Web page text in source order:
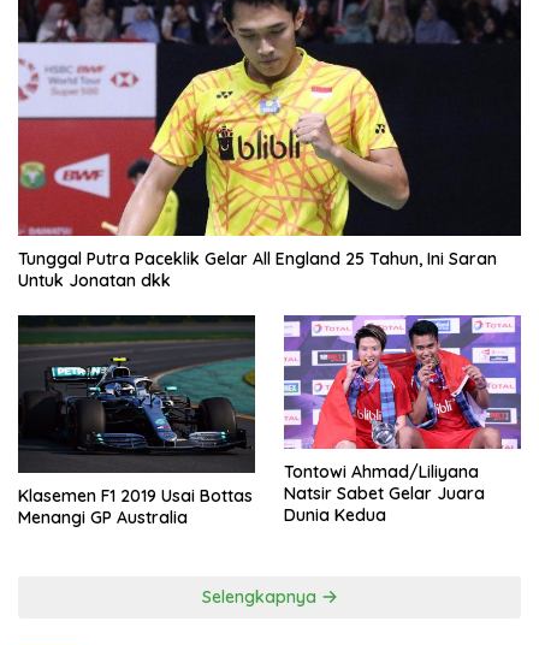
Tunggal Putra Paceklik Gelar All England 25 Tahun, Ini Saran
Untuk Jonatan dkk
Klasemen F1 2019 Usai Bottas
Menangi GP Australia
Tontowi Ahmad/Liliyana
Natsir Sabet Gelar Juara
Dunia Kedua
Selengkapnya